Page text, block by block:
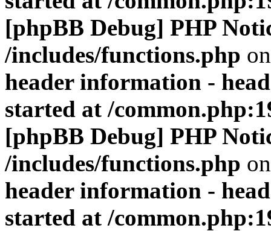
[phpBB Debug] PHP
/includes/functions.php
header information -
started at /
[phpBB Debug] PHP
/includes/functions.php
header information -
started at /